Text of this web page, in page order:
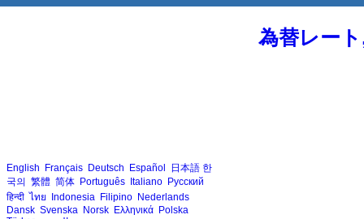
為替レー
English Français Deutsch Español 日本語 한
국의 繁體 简体 Português Italiano Русский
हिन्दी ไทย Indonesia Filipino Nederlands
Dansk Svenska Norsk Ελληνικά Polska